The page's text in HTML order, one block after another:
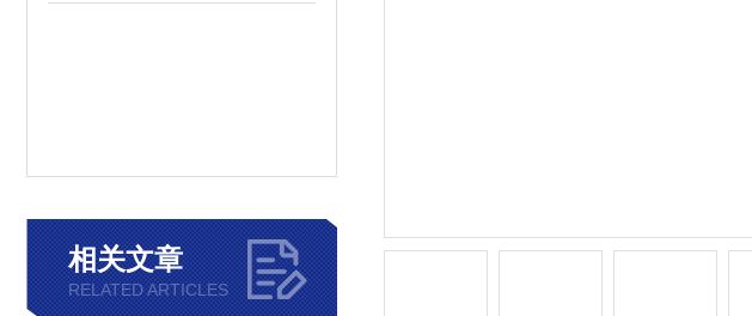
相关文章
RELATED ARTICLES